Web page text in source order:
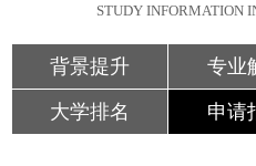
STUDY INFORMATION
背景提升 专业
大学排名 申请